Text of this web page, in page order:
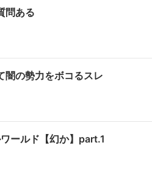
問ある
闇の勢力をボコるスレ
ールド【幻か】part.1